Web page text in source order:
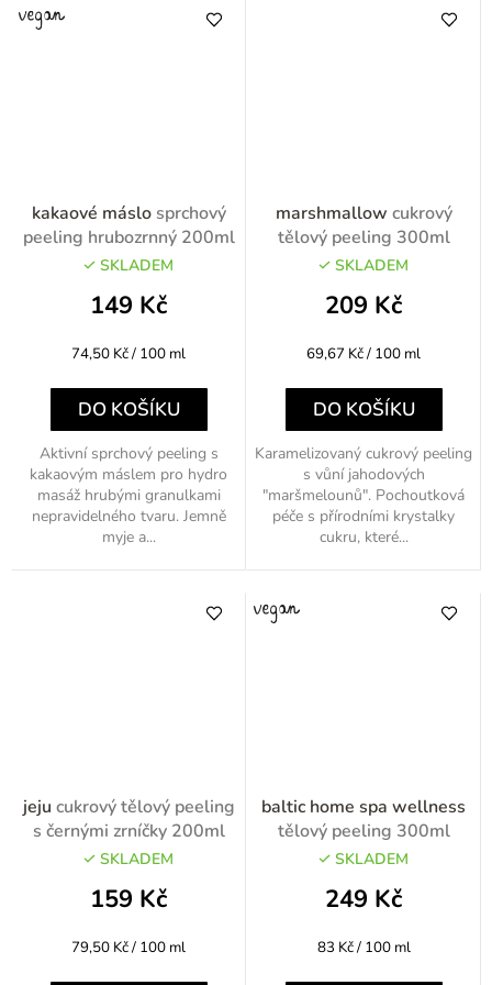
kakaové máslo sprchový
peeling hrubozrnný 200ml
SKLADEM
149 Kč
Měrná
74,50 Kč / 100 ml
DO KOŠÍKU
Aktivní sprchový peeling s
kakaovým máslem pro hydro
masáž hrubými granulkami
nepravidelného tvaru. Jemně
myje a...
marshmallow cukrový
tělový peeling 300ml
SKLADEM
209 Kč
Měrná
69,67 Kč / 100 ml
DO KOŠÍKU
Karamelizovaný cukrový peeling
s vůní jahodových
"maršmelounů". Pochoutková
péče s přírodními krystalky
cukru, které...
jeju cukrový tělový peeling
s černými zrníčky 200ml
SKLADEM
159 Kč
Měrná
79,50 Kč / 100 ml
baltic home spa wellness
tělový peeling 300ml
SKLADEM
249 Kč
Měrná
83 Kč / 100 ml